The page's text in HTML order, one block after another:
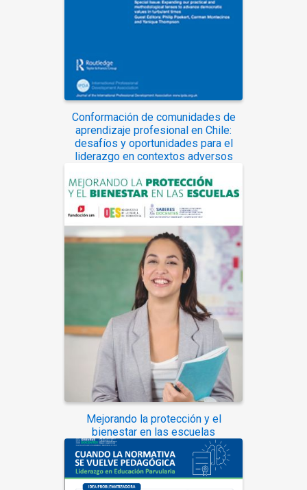
Conformación de comunidades de
aprendizaje profesional en Chile:
desafíos y oportunidades para el
liderazgo en contextos adversos
Mejorando la protección y el
bienestar en las escuelas